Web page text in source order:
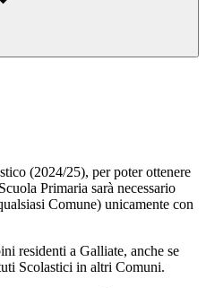
(2024/25), per poter ottenere
Primaria sarà necessario
Comune) unicamente con
residenti a Galliate, anche se
Scolastici in altri Comuni.